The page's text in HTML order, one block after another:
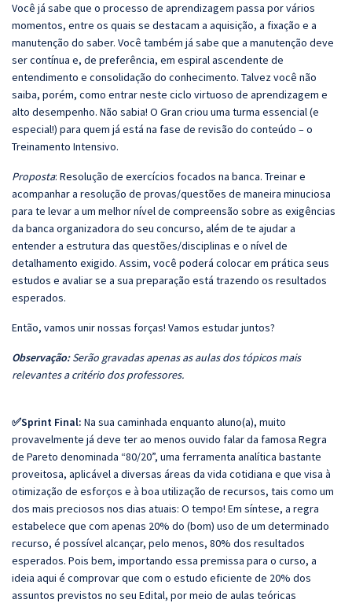
Você já sabe que o processo de aprendizagem passa por vários
momentos, entre os quais se destacam a aquisição, a fixação e a
manutenção do saber. Você também já sabe que a manutenção deve
ser contínua e, de preferência, em espiral ascendente de
entendimento e consolidação do conhecimento. Talvez você não
saiba, porém, como entrar neste ciclo virtuoso de aprendizagem e
alto desempenho. Não sabia! O Gran criou uma turma essencial (e
especial!) para quem já está na fase de revisão do conteúdo – o
Treinamento Intensivo.
Proposta: Resolução de exercícios focados na banca. Treinar e
acompanhar a resolução de provas/questões de maneira minuciosa
para te levar a um melhor nível de compreensão sobre as exigências
da banca organizadora do seu concurso, além de te ajudar a
entender a estrutura das questões/disciplinas e o nível de
detalhamento exigido. Assim, você poderá colocar em prática seus
estudos e avaliar se a sua preparação está trazendo os resultados
esperados.
Então, vamos unir nossas forças! Vamos estudar juntos?
Observação:Serão gravadas apenas as aulas dos tópicos mais
relevantes a critério dos professores.
✅Sprint Final: Na sua caminhada enquanto aluno(a), muito
provavelmente já deve ter ao menos ouvido falar da famosa Regra
de Pareto denominada “80/20”, uma ferramenta analítica bastante
proveitosa, aplicável a diversas áreas da vida cotidiana e que visa à
otimização de esforços e à boa utilização de recursos, tais como um
dos mais preciosos nos dias atuais: O tempo! Em síntese, a regra
estabelece que com apenas 20% do (bom) uso de um determinado
recurso, é possível alcançar, pelo menos, 80% dos resultados
esperados. Pois bem, importando essa premissa para o curso, a
ideia aqui é comprovar que com o estudo eficiente de 20% dos
assuntos previstos no seu Edital, por meio de aulas teóricas